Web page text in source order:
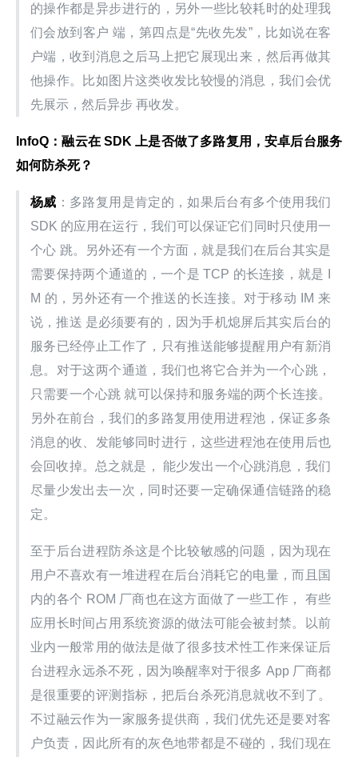
的操作都是异步进行的，另外一些比较耗时的处理我
们会放到客户 端，第四点是“先收先发”，比如说在客
户端，收到消息之后马上把它展现出来，然后再做其
他操作。比如图片这类收发比较慢的消息，我们会优
先展示，然后异步 再收发。
InfoQ：融云在 SDK 上是否做了多路复用，安卓后台服务
如何防杀死？
杨威 ：多路复用是肯定的，如果后台有多个使用我们
SDK 的应用在运行，我们可以保证它们同时只使用一
个心 跳。另外还有一个方面，就是我们在后台其实是
需要保持两个通道的，一个是 TCP 的长连接，就是 I
M 的，另外还有一个推送的长连接。对于移动 IM 来
说，推送 是必须要有的，因为手机熄屏后其实后台的
服务已经停止工作了，只有推送能够提醒用户有新消
息。对于这两个通道，我们也将它合并为一个心跳，
只需要一个心跳 就可以保持和服务端的两个长连接。
另外在前台，我们的多路复用使用进程池，保证多条
消息的收、发能够同时进行，这些进程池在使用后也
会回收掉。总之就是， 能少发出一个心跳消息，我们
尽量少发出去一次，同时还要一定确保通信链路的稳
定。
至于后台进程防杀这是个比较敏感的问题，因为现在
用户不喜欢有一堆进程在后台消耗它的电量，而且国
内的各个 ROM 厂商也在这方面做了一些工作， 有些
应用长时间占用系统资源的做法可能会被封禁。以前
业内一般常用的做法是做了很多技术性工作来保证后
台进程永远杀不死，因为唤醒率对于很多 App 厂商都
是很重要的评测指标，把后台杀死消息就收不到了。
不过融云作为一家服务提供商，我们优先还是要对客
户负责，因此所有的灰色地带都是不碰的，我们现在